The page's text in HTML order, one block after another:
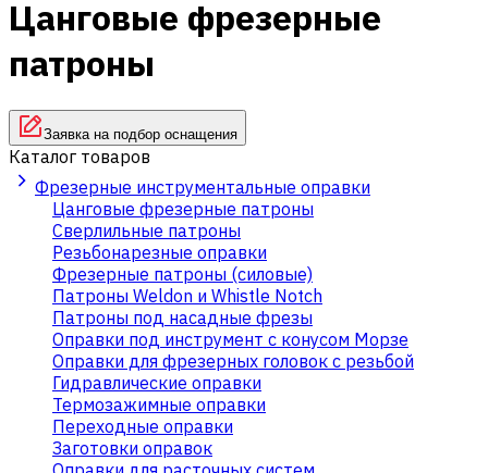
Цанговые фрезерные
патроны
Заявка на подбор оснащения
Каталог товаров
Фрезерные инструментальные оправки
Цанговые фрезерные патроны
Сверлильные патроны
Резьбонарезные оправки
Фрезерные патроны (силовые)
Патроны Weldon и Whistle Notch
Патроны под насадные фрезы
Оправки под инструмент с конусом Морзе
Оправки для фрезерных головок с резьбой
Гидравлические оправки
Термозажимные оправки
Переходные оправки
Заготовки оправок